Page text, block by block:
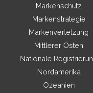
Markenschutz
Markenstrategie
Markenverletzung
Mittlerer Osten
Nationale
Nordamerika
Ozeanien